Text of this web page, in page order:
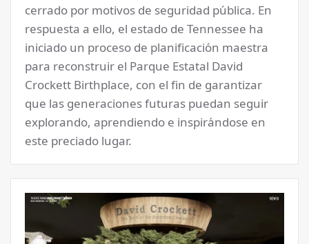
cerrado por motivos de seguridad pública. En
respuesta a ello, el estado de Tennessee ha
iniciado un proceso de planificación maestra
para reconstruir el Parque Estatal David
Crockett Birthplace, con el fin de garantizar
que las generaciones futuras puedan seguir
explorando, aprendiendo e inspirándose en
este preciado lugar.